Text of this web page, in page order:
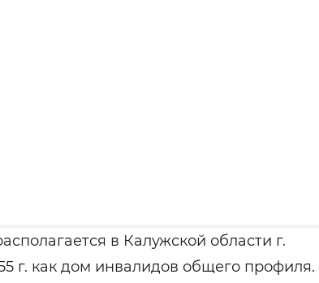
в Калужской области г.
г. как дом инвалидов общего